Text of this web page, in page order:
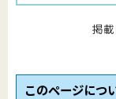
掲
このページにつ